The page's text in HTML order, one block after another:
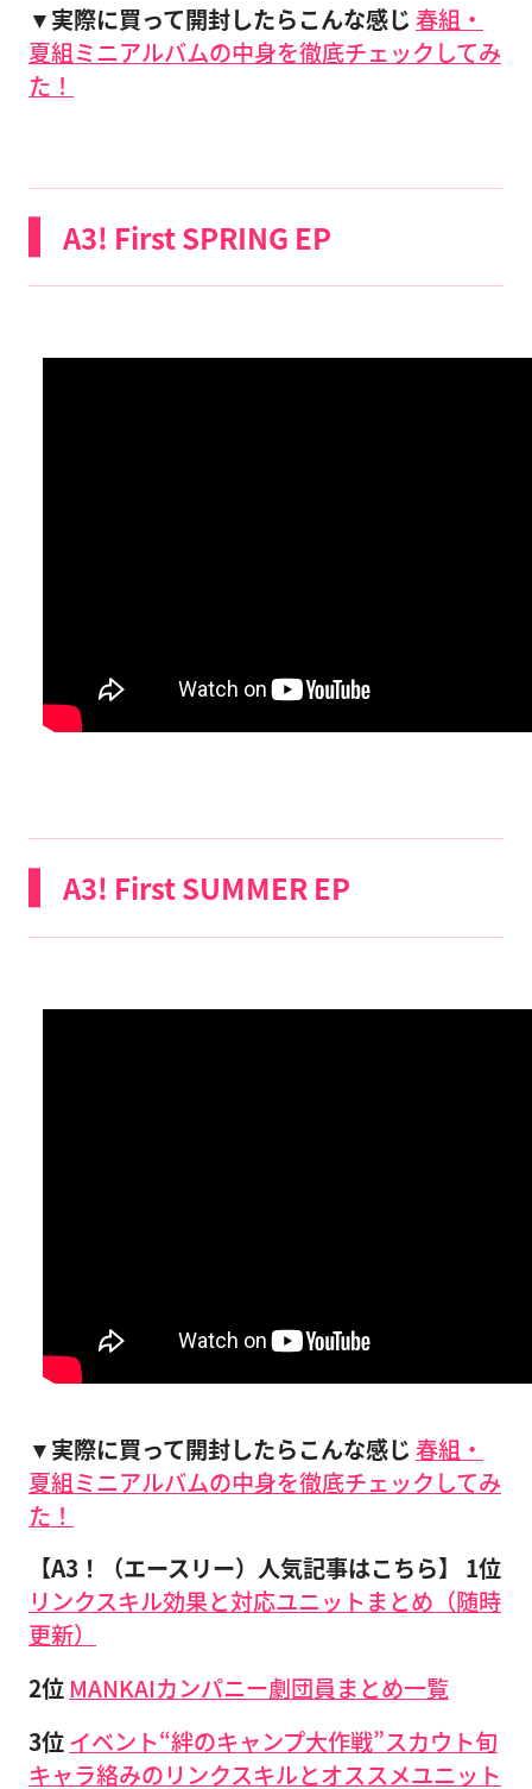
▼実際に買って開封したらこんな感じ 春組・
夏組ミニアルバムの中身を徹底チェックしてみ
た！
A3! First SPRING EP
A3! First SUMMER EP
▼実際に買って開封したらこんな感じ 春組・
夏組ミニアルバムの中身を徹底チェックしてみ
た！
【A3！（エースリー）人気記事はこちら】
1位
リンクスキル効果と対応ユニットまとめ（随時
更新）
2位MANKAIカンパニー劇団員まとめ一覧
3位イベント“絆のキャンプ大作戦”スカウト旬
キャラ絡みのリンクスキルとオススメユニット